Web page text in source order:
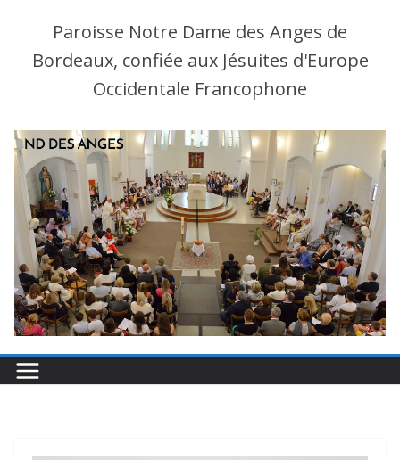
Paroisse Notre Dame des Anges de
Bordeaux, confiée aux Jésuites d'Europe
Occidentale Francophone